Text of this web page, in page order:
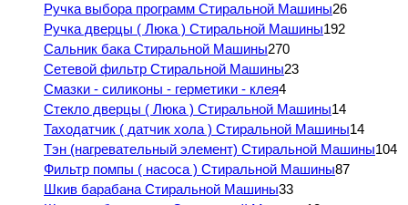
Ручка выбора программ Стиральной Машины26
Ручка дверцы ( Люка ) Стиральной Машины192
Сальник бака Стиральной Машины270
Сетевой фильтр Стиральной Машины23
Смазки - силиконы - герметики - клея4
Стекло дверцы ( Люка ) Стиральной Машины14
Таходатчик ( датчик хола ) Стиральной Машины14
Тэн (нагревательный элемент) Стиральной Машины104
Фильтр помпы ( насоса ) Стиральной Машины87
Шкив барабана Стиральной Машины33